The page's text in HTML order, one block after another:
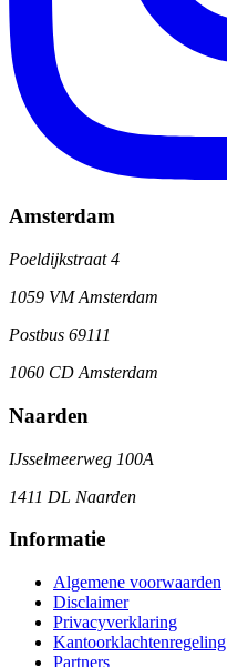
Amsterdam
Poeldijkstraat 4
1059 VM Amsterdam
Postbus 69111
1060 CD Amsterdam
Naarden
IJsselmeerweg 100A
1411 DL Naarden
Informatie
Algemene voorwaarden
Disclaimer
Privacyverklaring
Kantoorklachtenregeling
Partners